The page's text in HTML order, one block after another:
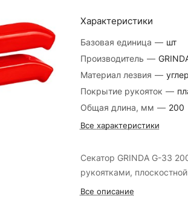
Характеристики
Базовая единица — шт
Производитель —
Материал лезвия —
Покрытие рукояток —
Общая длина, мм — 200
Все характеристики
Секатор GRINDA G-33
рукоятками, плоскостной
Все описание